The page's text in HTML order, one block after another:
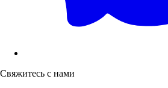
Свяжитесь с нами